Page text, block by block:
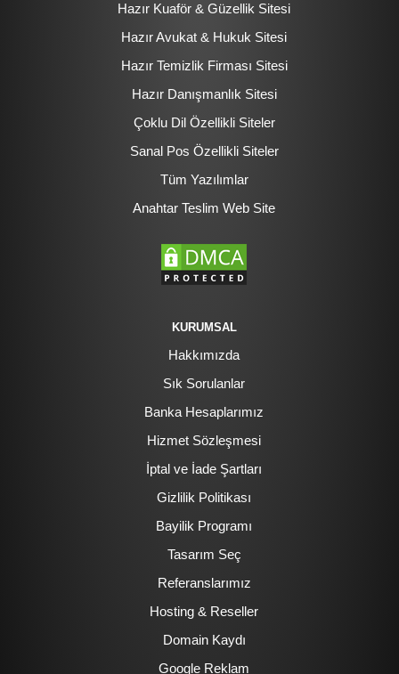
Hazır Kuaför & Güzellik Sitesi
Hazır Avukat & Hukuk Sitesi
Hazır Temizlik Firması Sitesi
Hazır Danışmanlık Sitesi
Çoklu Dil Özellikli Siteler
Sanal Pos Özellikli Siteler
Tüm Yazılımlar
Anahtar Teslim Web Site
KURUMSAL
Hakkımızda
Sık Sorulanlar
Banka Hesaplarımız
Hizmet Sözleşmesi
İptal ve İade Şartları
Gizlilik Politikası
Bayilik Programı
Tasarım Seç
Referanslarımız
Hosting & Reseller
Domain Kaydı
Google Reklam